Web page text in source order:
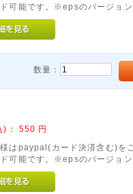
可能です。※epsのバージョ
数量：
)： 550 円
はpaypal(カード決済含む)を
可能です。※epsのバージョ